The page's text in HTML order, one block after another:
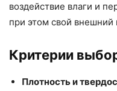
воздействие влаги и
при этом свой внешний
Критерии
Плотность и